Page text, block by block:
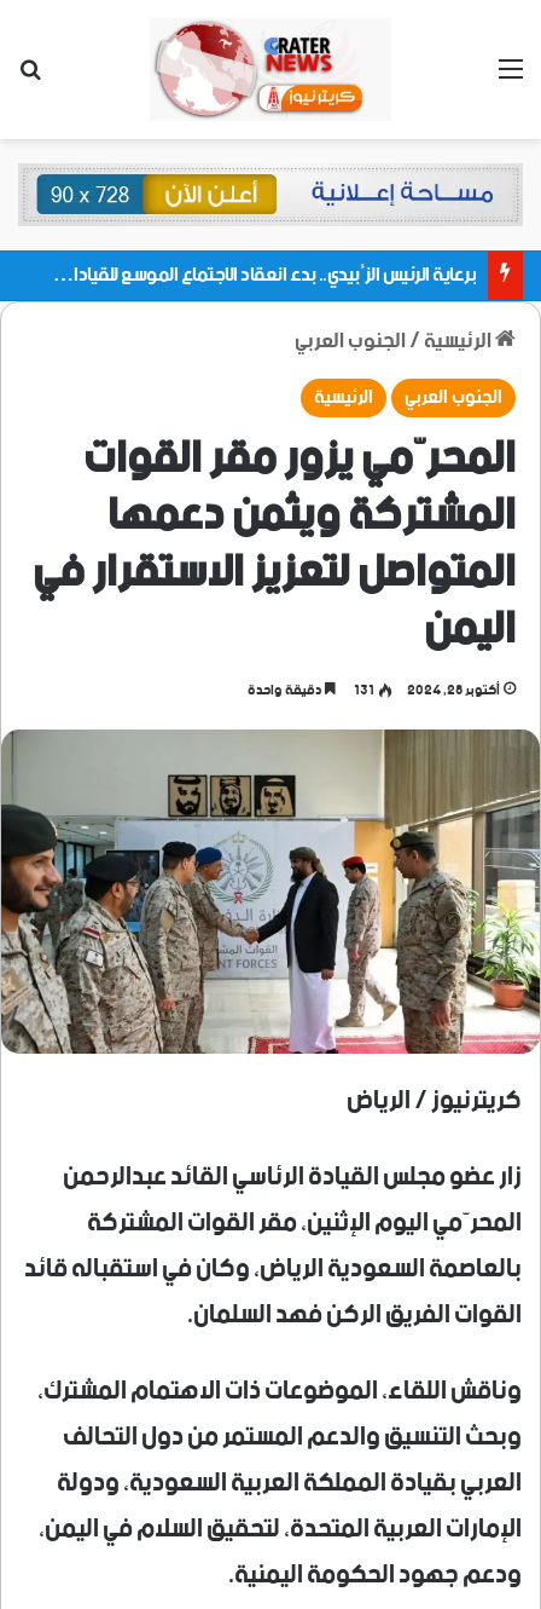
القائمة
برعاية الرئيس الزُبيدي.. بدء انعقاد الاجتماع الموسع للقيادات المحلية بالعاصمة ولمديريات وكتل مجلس العموم ومنسقيات الجامعة بالعاصمة عدن
الرئيسية/الجنوب العربي
الجنوب العربي الرئيسية
المحرّمي يزور مقر القوات
المشتركة ويثمن دعمها
المتواصل لتعزيز الاستقرار في
اليمن
أكتوبر 28, 2024 131 دقيقة واحدة
كريترنيوز / الرياض
زار عضو مجلس القيادة الرئاسي القائد عبدالرحمن
المحرّمي اليوم الإثنين، مقر القوات المشتركة
بالعاصمة السعودية الرياض، وكان في استقباله قائد
القوات الفريق الركن فهد السلمان.
وناقش اللقاء، الموضوعات ذات الاهتمام المشترك،
وبحث التنسيق والدعم المستمر من دول التحالف
العربي بقيادة المملكة العربية السعودية، ودولة
الإمارات العربية المتحدة، لتحقيق السلام في اليمن،
ودعم جهود الحكومة اليمنية.